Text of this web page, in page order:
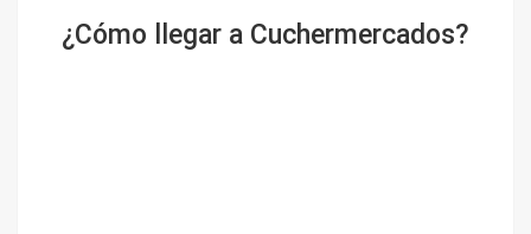
¿Cómo llegar a Cuchermercados?